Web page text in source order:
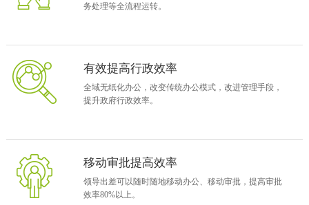
电子签章统一部署，保证签章有效性。
明。
信息共享空间
流程表单
公文类、审批类、人事类、财务类等各类表单一应俱全，全面满足行
政办公需求。
务处理等全流程运转。
有效提高行政效率
全域无纸化办公，改变传统办公模式，改进管理手段，
提升政府行政效率。
移动审批提高效率
领导出差可以随时随地移动办公、移动审批，提高审批
效率80%以上。